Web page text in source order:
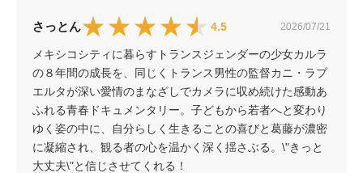
さっとん★★★★★
★★★★★ 4.5 2026/07/21
メキシコシティに暮らすトランスジェンダーの少女カルラ
の８年間の成長を、同じくトランス男性の監督カニ・ラプ
エルタが深い愛情のまなざしでカメラに収め続けた感動あ
ふれる青春ドキュメンタリー。子どもから若者へと変わり
ゆく姿の中に、自分らしく生きることの喜びと葛藤が濃密
に凝縮され、観る者の心を温かく深く揺さぶる。\"きっと
大丈夫\"と信じさせてくれる！